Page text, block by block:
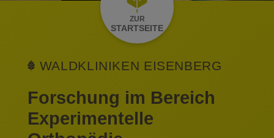
ZUR
STARTSEITE
WALDKLINIKEN EISENBERG
Forschung im Bereich
Experimentelle